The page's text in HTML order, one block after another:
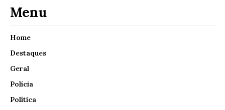
Menu
Home
Destaques
Geral
Polícia
Política